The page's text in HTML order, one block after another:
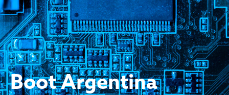
Boot Argentina